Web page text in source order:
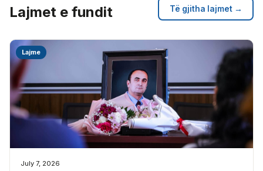
Lajmet e fundit Të gjitha lajmet →
Lajme
July 7, 2026